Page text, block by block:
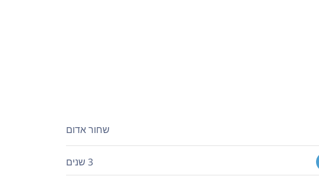
שחור אדום
3 שנים